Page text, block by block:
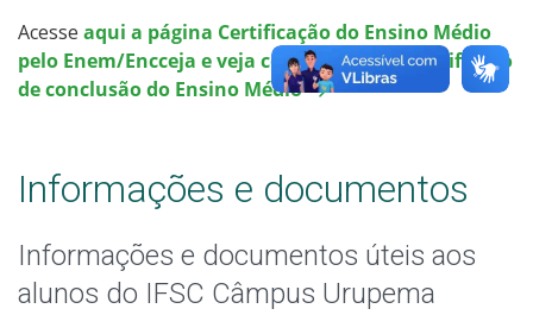
Acesse aqui a página Certificação do Ensino Médio
pelo Enem/Encceja e veja como obter seu certificado
de conclusão do Ensino Médio
Informações e documentos
Informações e documentos úteis aos
alunos do IFSC Câmpus Urupema